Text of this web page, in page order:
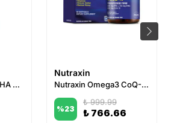
Voonka Omega 3 DHA Max 30 Yumuşak Kapsül
Nutraxin
Nutraxin Omega3 CoQ-10 60 Softjel
%23
₺ 999.99
₺ 766.66